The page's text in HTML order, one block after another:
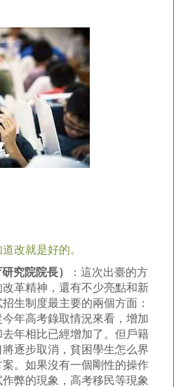
改就是好的。
究院院長）
：這次出臺的方
革精神，還有不少亮點和新
生制度最主要的兩個方面：
年高考錄取情況來看，增加
年相比已經增加了。但戶籍
逐步取消，貧困學生怎么界
。如果沒有一個剛性的操作
弊的現象，高考移民等現象